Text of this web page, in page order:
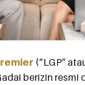
(“LGP”
berizin resmi